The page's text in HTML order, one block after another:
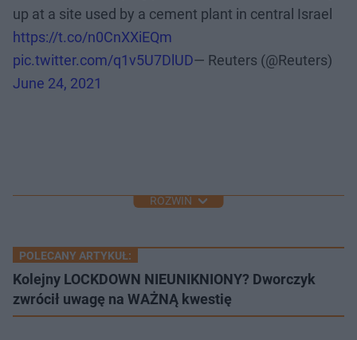
up at a site used by a cement plant in central Israel
https://t.co/n0CnXXiEQm
pic.twitter.com/q1v5U7DlUD— Reuters (@Reuters)
June 24, 2021
ROZWIŃ
POLECANY ARTYKUŁ:
Kolejny LOCKDOWN NIEUNIKNIONY? Dworczyk
zwrócił uwagę na WAŻNĄ kwestię